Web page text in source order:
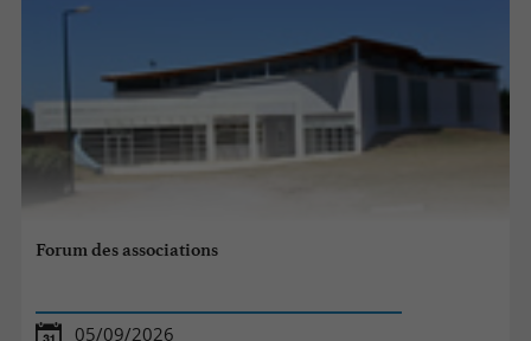
Forum des associations
05/09/2026